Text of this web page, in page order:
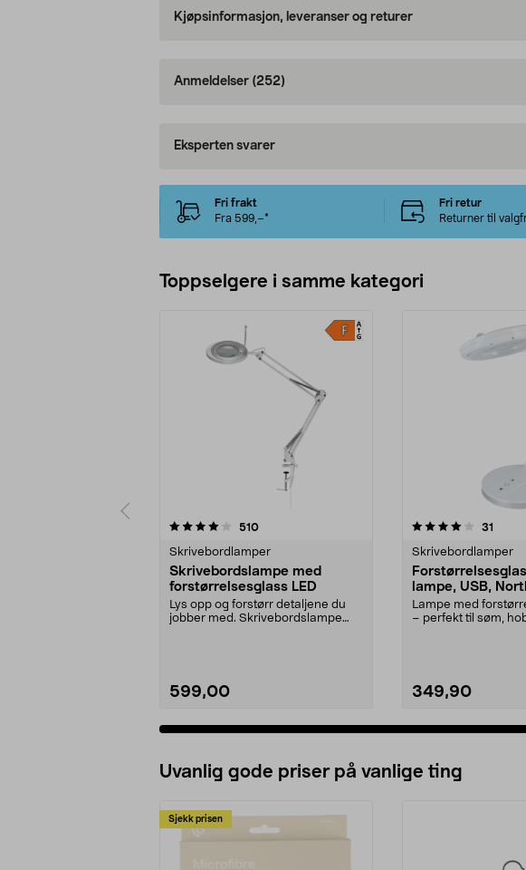
Kjøpsinformasjon, leveranser og returer
Anmeldelser (252)
Eksperten svarer
Fri frakt
Fra 599,–*
Fri retur
Returner til
Toppselgere i samme kategori
510anmeldelser
Skrivebordlamper
Skrivebordslampe med
forstørrelsesglass LED
Lys opp og forstørr detaljene du
jobber med. Skrivebordslampe
599,00
4.0 av 5 stjerner 31
Skrivebordlamper
lampe, USB,
Lampe med
– perfekt til søm,
349,90
3.5 av 5
Uvanlig gode priser på vanlige ting
Sjekk prisen